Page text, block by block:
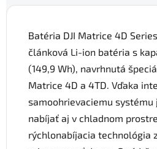
Batéria DJI Matrice 4D
článková Li-ion batéria s
(149,9 Wh), navrhnutá
Matrice 4D a 4TD. Vďaka
samoohrievaciemu systému
nabíjať aj v chladnom
rýchlonabíjacia technológia